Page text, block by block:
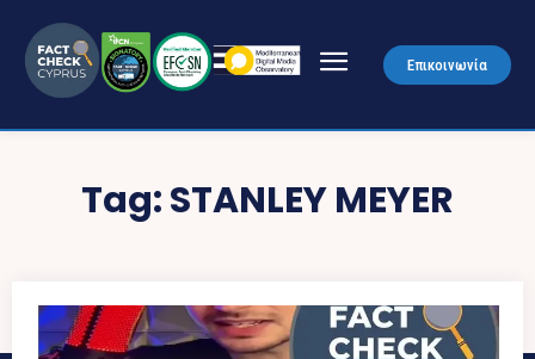
Επικοινωνία
Tag:STANLEY MEYER